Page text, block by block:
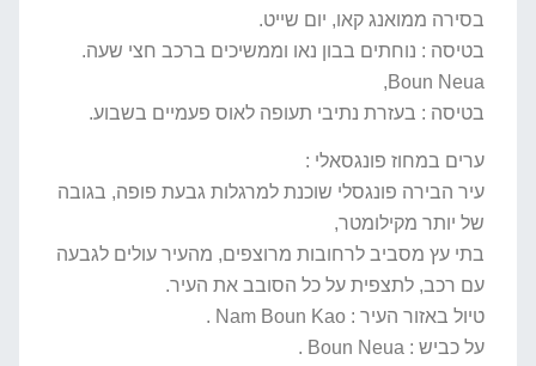
בסירה ממואנג קאו, יום שייט.
בטיסה : נוחתים בבון נאו וממשיכים ברכב חצי שעה.
Boun Neua,
בטיסה : בעזרת נתיבי תעופה לאוס פעמיים בשבוע.
ערים במחוז פונגסאלי :
עיר הבירה פונגסלי שוכנת למרגלות גבעת פופה, בגובה
של יותר מקילומטר,
בתי עץ מסביב לרחובות מרוצפים, מהעיר עולים לגבעה
עם רכב, לתצפית על כל הסובב את העיר.
טיול באזור העיר : Nam Boun Kao .
על כביש : Boun Neua .